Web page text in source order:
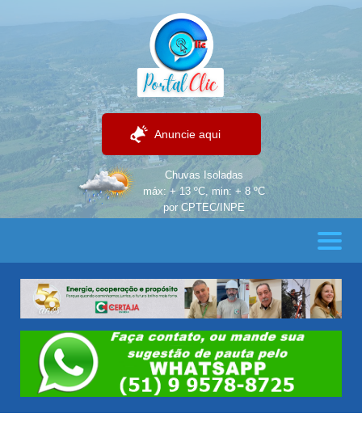
Anuncie aqui
Chuvas Isoladas
máx: + 13 ºC, min: + 8 ºC
por CPTEC/INPE